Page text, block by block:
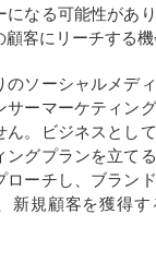
になる可能性があ
顧客にリーチする機
のソーシャルメデ
サーマーケティン
ん。ビジネスとし
ングプランを立て
ローチし、ブラン
新規顧客を獲得